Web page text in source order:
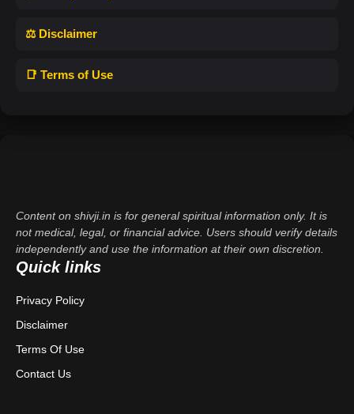
⚖️ Disclaimer
📑 Terms of Use
Content on shivji.in is for general spiritual information only. It is
not medical, legal, or financial advice. Users should verify details
independently and use the information at their own discretion.
Quick links
Privacy Policy
Disclaimer
Terms Of Use
Contact Us